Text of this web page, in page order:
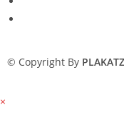
© Copyright By
×